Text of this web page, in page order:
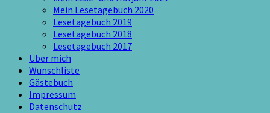
Mein Lesetagebuch 2020
Lesetagebuch 2019
Lesetagebuch 2018
Lesetagebuch 2017
Über mich
Wunschliste
Gästebuch
Impressum
Datenschutz